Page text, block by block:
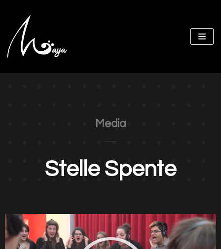
Vai
al
contenuto
Media
Stelle Spente